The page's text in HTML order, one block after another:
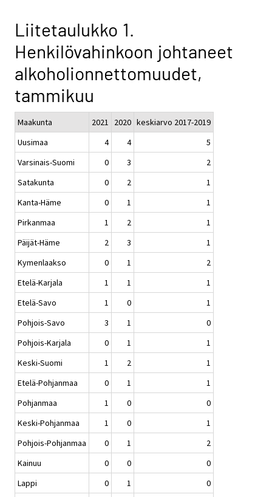
Liitetaulukko 1.
Henkilövahinkoon johtaneet
alkoholionnettomuudet,
tammikuu
Maakunta 2021 2020 keskiarvo 2017-2019
Uusimaa
4 4
5
Varsinais-Suomi
0 3
2
Satakunta
0 2
1
Kanta-Häme
0 1
1
Pirkanmaa
1 2
1
Päijät-Häme
2 3
1
Kymenlaakso
0 1
2
Etelä-Karjala
1 1
1
Etelä-Savo
1 0
1
Pohjois-Savo
3 1
0
Pohjois-Karjala
0 1
1
Keski-Suomi
1 2
1
Etelä-Pohjanmaa
0 1
1
Pohjanmaa
1 0
0
Keski-Pohjanmaa
1 0
1
Pohjois-Pohjanmaa
0 1
2
Kainuu
0 0
0
Lappi
0 1
0